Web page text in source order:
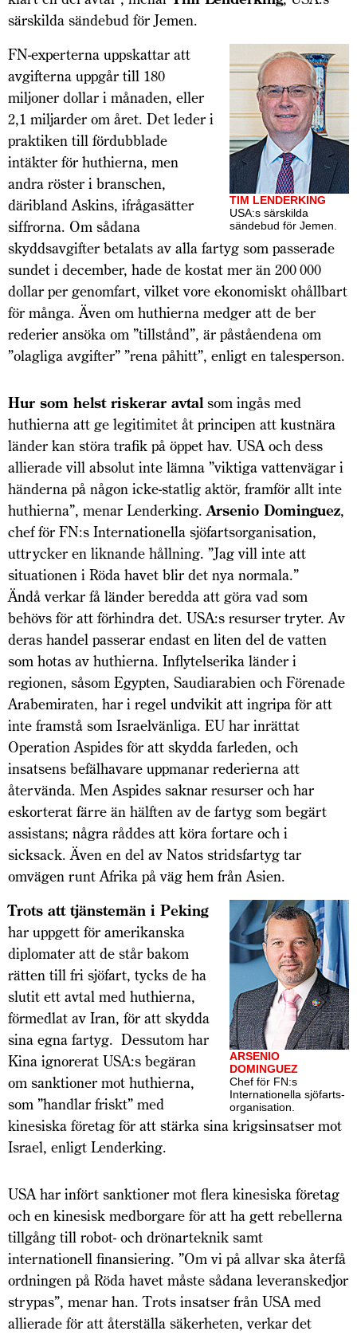
särskilda sändebud för Jemen.
TIM LENDERKING
USA:s särskilda
sändebud för Jemen.
FN-experterna uppskattar att
avgifterna uppgår till 180
miljoner dollar i månaden, eller
2,1 miljarder om året. Det leder i
praktiken till fördubblade
intäkter för huthierna, men
andra röster i branschen,
däribland Askins, ifrågasätter
siffrorna. Om sådana
skyddsavgifter betalats av alla fartyg som passerade
sundet i december, hade de kostat mer än 200 000
dollar per genomfart, vilket vore ekonomiskt ohållbart
för många. Även om huthierna medger att de ber
rederier ansöka om ”tillstånd”, är påståendena om
”olagliga avgifter” ”rena påhitt”, enligt en talesperson.
Hur som helst riskerar avtalsom ingås med
huthierna att ge legitimitet åt principen att kustnära
länder kan störa trafik på öppet hav. USA och dess
allierade vill absolut inte lämna ”viktiga vattenvägar i
händerna på någon icke-statlig aktör, framför allt inte
huthierna”, menar Lenderking.Arsenio Dominguez,
chef för FN:s Internationella sjöfartsorganisation,
uttrycker en liknande hållning. ”Jag vill inte att
situationen i Röda havet blir det nya normala.”
Ändå verkar få länder beredda att göra vad som
behövs för att förhindra det. USA:s resurser tryter. Av
deras handel passerar endast en liten del de vatten
som hotas av huthierna. Inflytelserika länder i
regionen, såsom Egypten, Saudiarabien och Förenade
Arab­emiraten, har i regel undvikit att ingripa för att
inte framstå som Israelvänliga. EU har inrättat
Operation Aspides för att skydda farleden, och
insatsens befälhavare uppmanar rederierna att
återvända. Men Aspides saknar resurser och har
eskorterat färre än hälften av de fartyg som begärt
assistans; några råddes att köra fortare och i
sicksack. Även en del av Natos stridsfartyg tar
omvägen runt Afrika på väg hem från Asien.
ARSENIO
DOMINGUEZ
Chef för FN:s
Internationella sjöfarts­
organisation.
Trots att tjänstemän i Peking
har uppgett för amerikanska
diplomater att de står bakom
rätten till fri sjöfart, tycks de ha
slutit ett avtal med huthierna,
förmedlat av Iran, för att skydda
sina egna fartyg. Dessutom har
Kina ignorerat USA:s begäran
om sanktioner mot huthierna,
som ”handlar friskt” med
kinesiska företag för att stärka sina krigsinsatser mot
Israel, enligt Lenderking.
USA har infört sanktioner mot flera kinesiska företag
och en kinesisk medborgare för att ha gett rebellerna
tillgång till robot- och drönarteknik samt
internationell finansiering. ”Om vi på allvar ska återfå
ordningen på Röda havet måste sådana leveranskedjor
strypas”, menar han. Trots insatser från USA med
allie­rade för att återställa säkerheten, verkar det